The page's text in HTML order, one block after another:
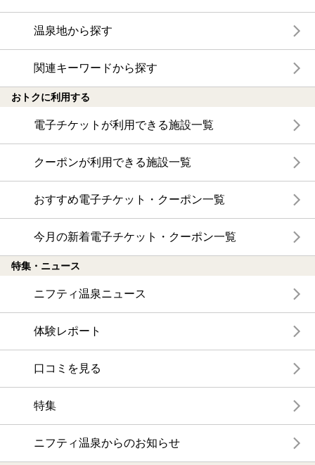
温泉地から探す
関連キーワードから探す
おトクに利用する
電子チケットが利用できる施設一覧
クーポンが利用できる施設一覧
おすすめ電子チケット・クーポン一覧
今月の新着電子チケット・クーポン一覧
特集・ニュース
ニフティ温泉ニュース
体験レポート
口コミを見る
特集
ニフティ温泉からのお知らせ